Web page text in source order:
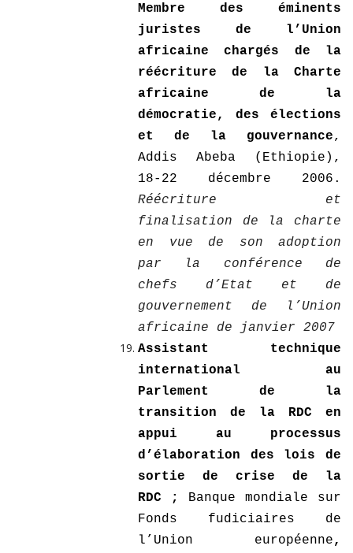
Membre des éminents
juristes de l’Union
africaine chargés de la
réécriture de la Charte
africaine de la
démocratie, des élections
et de la gouvernance,
Addis Abeba (Ethiopie),
18-22 décembre 2006.
Réécriture et
finalisation de la charte
en vue de son adoption
par la conférence de
chefs d’Etat et de
gouvernement de l’Union
africaine de janvier 2007
Assistant technique
international au
Parlement de la
transition de la RDC en
appui au processus
d’élaboration des lois de
sortie de crise de la
RDC ; Banque mondiale sur
Fonds fudiciaires de
l’Union européenne,